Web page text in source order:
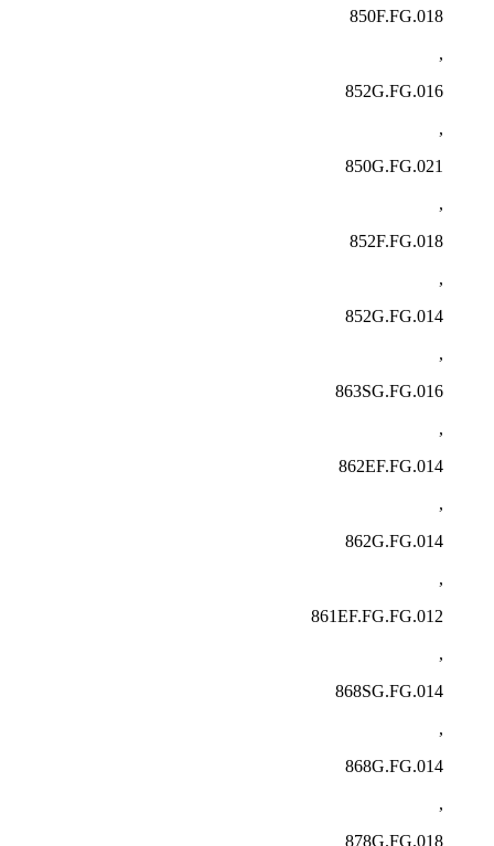
850F.FG.018
,
852G.FG.016
,
850G.FG.021
,
852F.FG.018
,
852G.FG.014
,
863SG.FG.016
,
862EF.FG.014
,
862G.FG.014
,
861EF.FG.FG.012
,
868SG.FG.014
,
868G.FG.014
,
878G.FG.018